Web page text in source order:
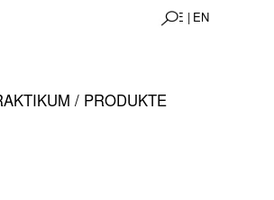
DE | EN
/ PRODUKTE